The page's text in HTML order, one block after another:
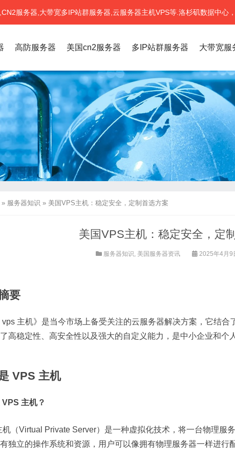
服务器,大带宽多IP站群服务器,云服务器主机VPS等.洛杉矶数据中心
高防服务器 美国cn2服务器 多IP站群服务器 大带宽服
» 服务器知识 » 美国VPS主机：稳定安全，定制首选方案
美国VPS主机：稳定安全，定
服务器知识 美国服务器资讯 2025年4月9
要
vps 主机》是当今市场上备受关注的云服务器解决方案，它结
高稳定性、高安全性以及强大的自定义能力，是中小企业和个
VPS 主机
主机？
机（Virtual Private Server）是一种虚拟化技术，将一台物理服
独立的操作系统和资源，用户可以像拥有物理服务器一样进行